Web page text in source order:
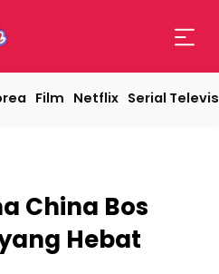
Film Netflix Serial
China Bos
Hebat